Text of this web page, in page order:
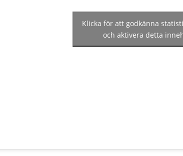
Klicka för att godkänna
och aktivera detta